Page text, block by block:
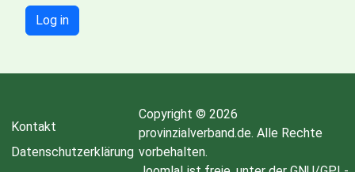
Log in
Kontakt
Datenschutzerklärung
Copyright © 2026
provinzialverband.de. Alle Rechte
vorbehalten.